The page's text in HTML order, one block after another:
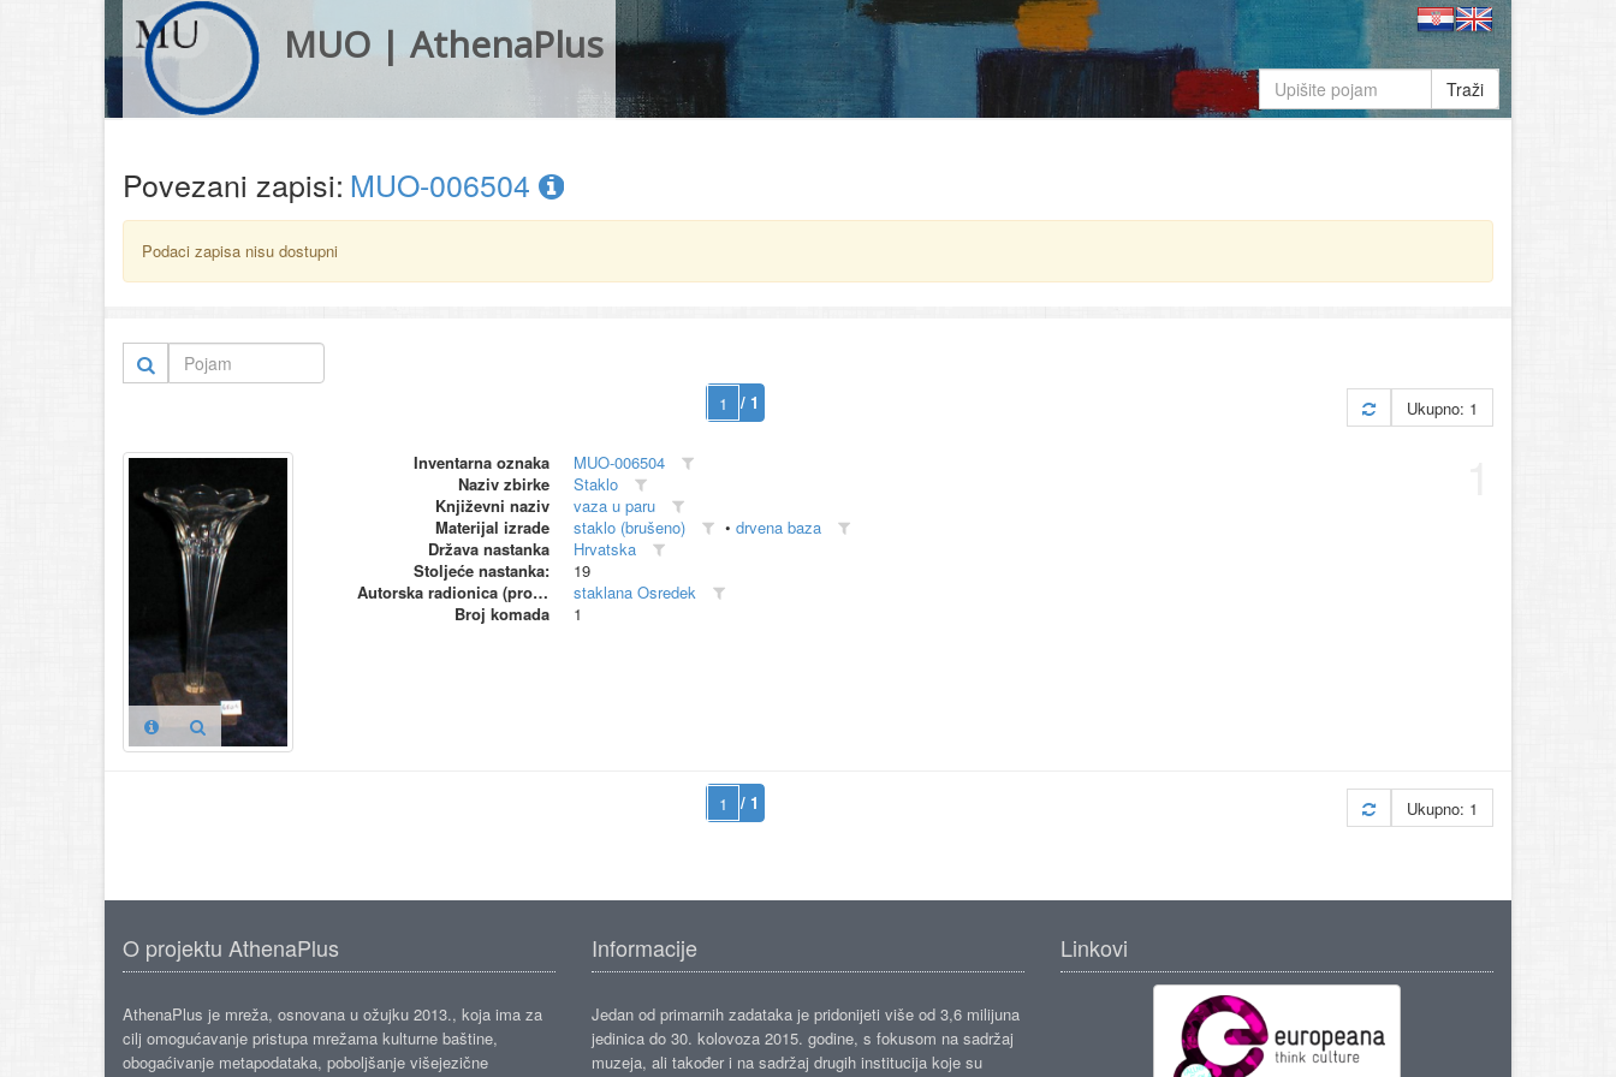
MUO | AthenaPlus
Traži
Povezani zapisi: MUO-006504
Podaci zapisa nisu dostupni
/ 1 Ukupno: 1
Inventarna oznaka
MUO-006504
Naziv zbirke
Staklo
Književni naziv
vaza u paru
Materijal izrade
staklo (brušeno) • drvena baza
Država nastanka
Hrvatska
Stoljeće nastanka:
19
Autorska radionica (proizvođač)
staklana Osredek
Broj komada
1
/ 1 Ukupno: 1
O projektu AthenaPlus
AthenaPlus je mreža, osnovana u ožujku 2013., koja ima za
cilj omogućavanje pristupa mrežama kulturne baštine,
obogaćivanje metapodataka, poboljšanje višejezične
Informacije
Jedan od primarnih zadataka je pridonijeti više od 3,6 milijuna
jedinica do 30. kolovoza 2015. godine, s fokusom na sadržaj
muzeja, ali također i na sadržaj drugih institucija koje su
Linkovi